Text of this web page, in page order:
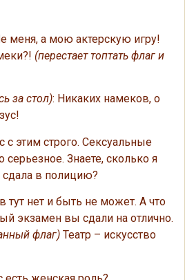
меня, а мою актерскую игру!
(перестает топтать флаг и
за стол): Никаких намеков, о
с этим строго. Сексуальные
серьезное. Знаете, сколько я
сдала в полицию?
тут нет и быть не может. А что
экзамен вы сдали на отлично.
флаг) Театр – искусство